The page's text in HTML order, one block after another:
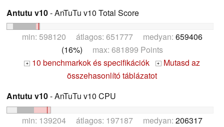
Antutu v10- AnTuTu v10 Total Score
min: 598120 átlagos: 651777 medyan: 659406
(16%) max: 681899 Points
+ 10 benchmarkok és specifikációk + Mutasd az
összehasonlító táblázatot
Antutu v10- AnTuTu v10 CPU
min: 139204 átlagos: 197187 medyan: 206317